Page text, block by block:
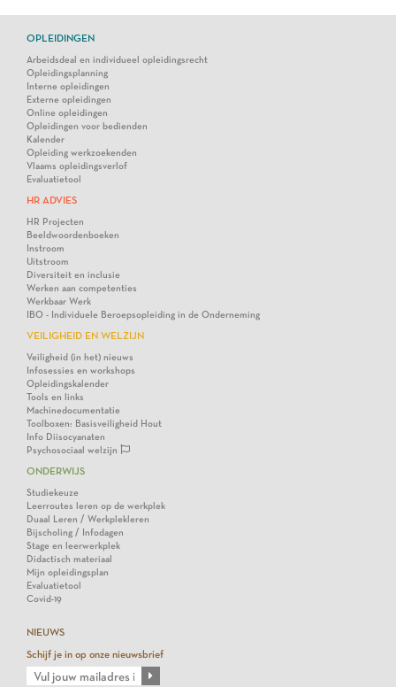
OPLEIDINGEN
Arbeidsdeal en individueel opleidingsrecht
Opleidingsplanning
Interne opleidingen
Externe opleidingen
Online opleidingen
Opleidingen voor bedienden
Kalender
Opleiding werkzoekenden
Vlaams opleidingsverlof
Evaluatietool
HR ADVIES
HR Projecten
Beeldwoordenboeken
Instroom
Uitstroom
Diversiteit en inclusie
Werken aan competenties
Werkbaar Werk
IBO - Individuele Beroepsopleiding in de Onderneming
VEILIGHEID EN WELZIJN
Veiligheid (in het) nieuws
Infosessies en workshops
Opleidingskalender
Tools en links
Machinedocumentatie
Toolboxen: Basisveiligheid Hout
Info Diisocyanaten
Psychosociaal welzijn
ONDERWIJS
Studiekeuze
Leerroutes leren op de werkplek
Duaal Leren / Werkplekleren
Bijscholing / Infodagen
Stage en leerwerkplek
Didactisch materiaal
Mijn opleidingsplan
Evaluatietool
Covid-19
NIEUWS
Schijf je in op onze nieuwsbrief